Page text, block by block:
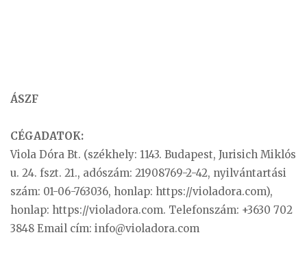
ÁSZF
CÉGADATOK:
Viola Dóra Bt. (székhely: 1143. Budapest, Jurisich Miklós
u. 24. fszt. 21., adószám: 21908769-2-42, nyilvántartási
szám: 01-06-763036, honlap: https://violadora.com),
honlap: https://violadora.com. Telefonszám: +3630 702
3848 Email cím: info@violadora.com